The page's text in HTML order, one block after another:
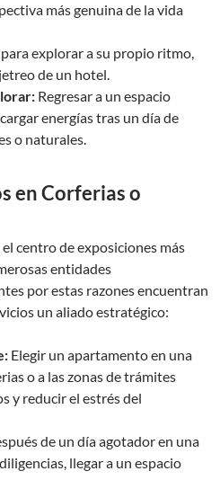
más genuina de la vida
explorar a su propio ritmo,
de un hotel.
Regresar a un espacio
energías tras un día de
o naturales.
en Corferias o
centro de exposiciones más
entidades
por estas razones encuentran
un aliado estratégico:
Elegir un apartamento en una
o a las zonas de trámites
y reducir el estrés del
de un día agotador en una
llegar a un espacio